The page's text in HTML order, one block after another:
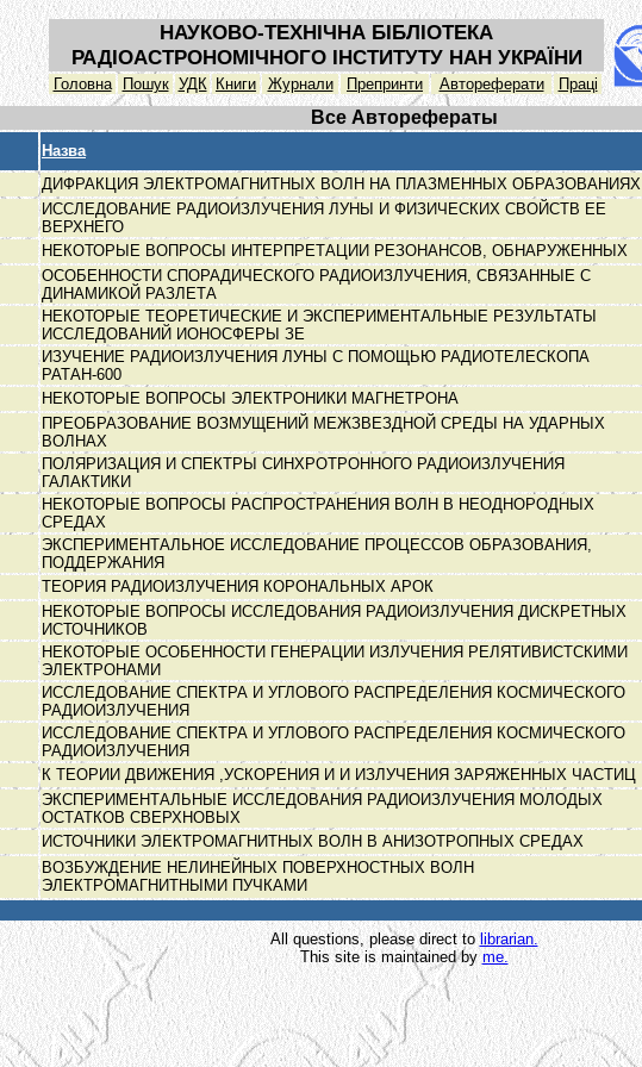
НАУКОВО-ТЕХНІЧНА БІБЛІОТЕКА
РАДІОАСТРОНОМІЧНОГО ІНСТИТУТУ НАН УКРАЇНИ
Головна Пошук УДК Книги Журнали Препринти Автореферати Праці
Все Авторефераты
Назва
ДИФРАКЦИЯ ЭЛЕКТРОМАГНИТНЫХ ВОЛН НА ПЛАЗМЕННЫХ ОБРАЗОВАНИЯХ
ИССЛЕДОВАНИЕ РАДИОИЗЛУЧЕНИЯ ЛУНЫ И ФИЗИЧЕСКИХ СВОЙСТВ ЕЕ
ВЕРХНЕГО
НЕКОТОРЫЕ ВОПРОСЫ ИНТЕРПРЕТАЦИИ РЕЗОНАНСОВ, ОБНАРУЖЕННЫХ
ОСОБЕННОСТИ СПОРАДИЧЕСКОГО РАДИОИЗЛУЧЕНИЯ, СВЯЗАННЫЕ С
ДИНАМИКОЙ РАЗЛЕТА
НЕКОТОРЫЕ ТЕОРЕТИЧЕСКИЕ И ЭКСПЕРИМЕНТАЛЬНЫЕ РЕЗУЛЬТАТЫ
ИССЛЕДОВАНИЙ ИОНОСФЕРЫ ЗЕ
ИЗУЧЕНИЕ РАДИОИЗЛУЧЕНИЯ ЛУНЫ С ПОМОЩЬЮ РАДИОТЕЛЕСКОПА
РАТАН-600
НЕКОТОРЫЕ ВОПРОСЫ ЭЛЕКТРОНИКИ МАГНЕТРОНА
ПРЕОБРАЗОВАНИЕ ВОЗМУЩЕНИЙ МЕЖЗВЕЗДНОЙ СРЕДЫ НА УДАРНЫХ
ВОЛНАХ
ПОЛЯРИЗАЦИЯ И СПЕКТРЫ СИНХРОТРОННОГО РАДИОИЗЛУЧЕНИЯ
ГАЛАКТИКИ
НЕКОТОРЫЕ ВОПРОСЫ РАСПРОСТРАНЕНИЯ ВОЛН В НЕОДНОРОДНЫХ
СРЕДАХ
ЭКСПЕРИМЕНТАЛЬНОЕ ИССЛЕДОВАНИЕ ПРОЦЕССОВ ОБРАЗОВАНИЯ,
ПОДДЕРЖАНИЯ
ТЕОРИЯ РАДИОИЗЛУЧЕНИЯ КОРОНАЛЬНЫХ АРОК
НЕКОТОРЫЕ ВОПРОСЫ ИССЛЕДОВАНИЯ РАДИОИЗЛУЧЕНИЯ ДИСКРЕТНЫХ
ИСТОЧНИКОВ
НЕКОТОРЫЕ ОСОБЕННОСТИ ГЕНЕРАЦИИ ИЗЛУЧЕНИЯ РЕЛЯТИВИСТСКИМИ
ЭЛЕКТРОНАМИ
ИССЛЕДОВАНИЕ СПЕКТРА И УГЛОВОГО РАСПРЕДЕЛЕНИЯ КОСМИЧЕСКОГО
РАДИОИЗЛУЧЕНИЯ
ИССЛЕДОВАНИЕ СПЕКТРА И УГЛОВОГО РАСПРЕДЕЛЕНИЯ КОСМИЧЕСКОГО
РАДИОИЗЛУЧЕНИЯ
К ТЕОРИИ ДВИЖЕНИЯ ,УСКОРЕНИЯ И И ИЗЛУЧЕНИЯ ЗАРЯЖЕННЫХ ЧАСТИЦ
ЭКСПЕРИМЕНТАЛЬНЫЕ ИССЛЕДОВАНИЯ РАДИОИЗЛУЧЕНИЯ МОЛОДЫХ
ОСТАТКОВ СВЕРХНОВЫХ
ИСТОЧНИКИ ЭЛЕКТРОМАГНИТНЫХ ВОЛН В АНИЗОТРОПНЫХ СРЕДАХ
ВОЗБУЖДЕНИЕ НЕЛИНЕЙНЫХ ПОВЕРХНОСТНЫХ ВОЛН
ЭЛЕКТРОМАГНИТНЫМИ ПУЧКАМИ
All questions, please direct tolibrarian.
This site is maintained byme.